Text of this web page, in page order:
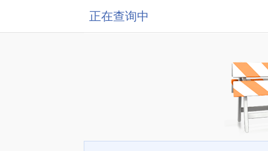
正在查询中